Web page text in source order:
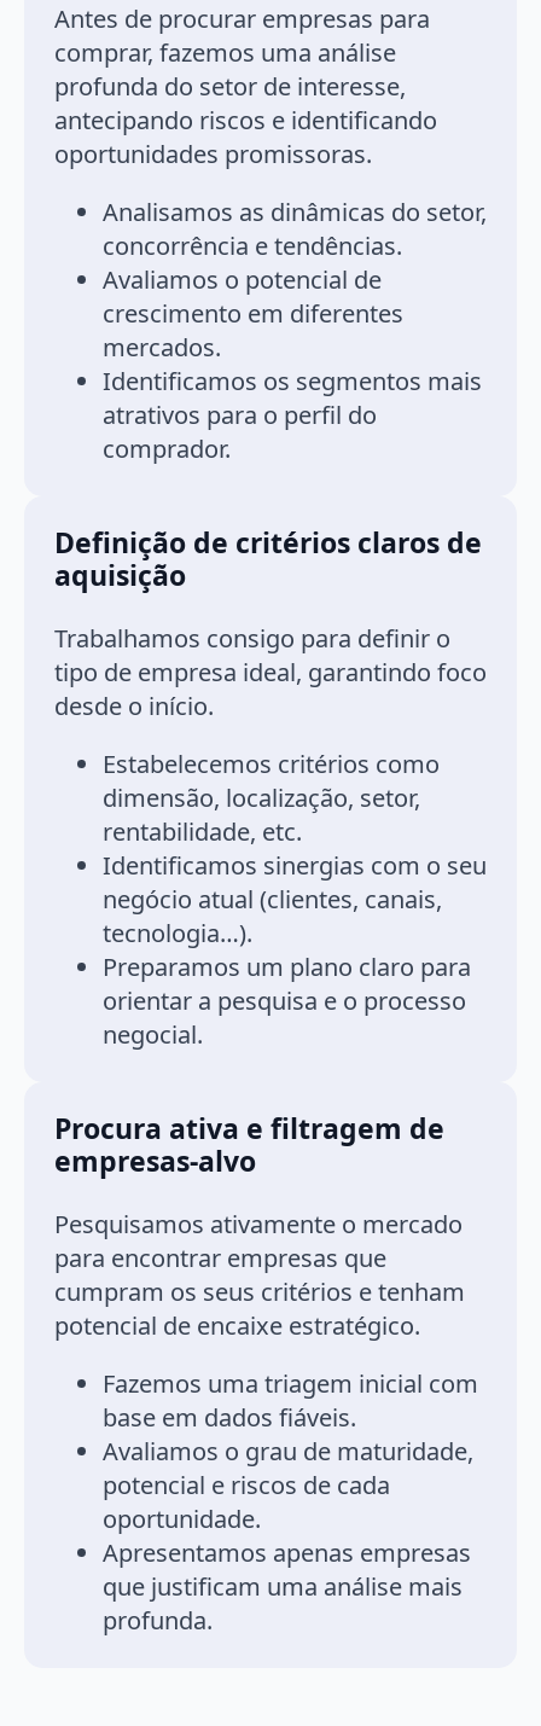
Antes de procurar empresas para
comprar, fazemos uma análise
profunda do setor de interesse,
antecipando riscos e identificando
oportunidades promissoras.
Analisamos as dinâmicas do setor,
concorrência e tendências.
Avaliamos o potencial de
crescimento em diferentes
mercados.
Identificamos os segmentos mais
atrativos para o perfil do
comprador.
Definição de critérios claros de
aquisição
Trabalhamos consigo para definir o
tipo de empresa ideal, garantindo foco
desde o início.
Estabelecemos critérios como
dimensão, localização, setor,
rentabilidade, etc.
Identificamos sinergias com o seu
negócio atual (clientes, canais,
tecnologia…).
Preparamos um plano claro para
orientar a pesquisa e o processo
negocial.
Procura ativa e filtragem de
empresas-alvo
Pesquisamos ativamente o mercado
para encontrar empresas que
cumpram os seus critérios e tenham
potencial de encaixe estratégico.
Fazemos uma triagem inicial com
base em dados fiáveis.
Avaliamos o grau de maturidade,
potencial e riscos de cada
oportunidade.
Apresentamos apenas empresas
que justificam uma análise mais
profunda.